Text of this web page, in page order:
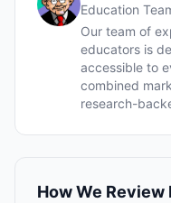
Education
Our team of
educators is
accessible to
combined
research-
How We Review